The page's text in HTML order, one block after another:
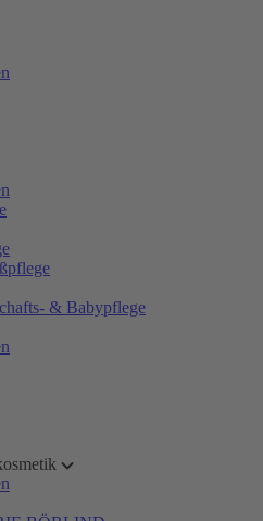
& Babypflege